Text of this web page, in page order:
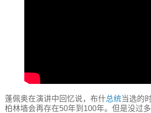
蓬佩奥在演讲中回忆说，布什总统当选的
柏林墙会再存在50年到100年。但是没过